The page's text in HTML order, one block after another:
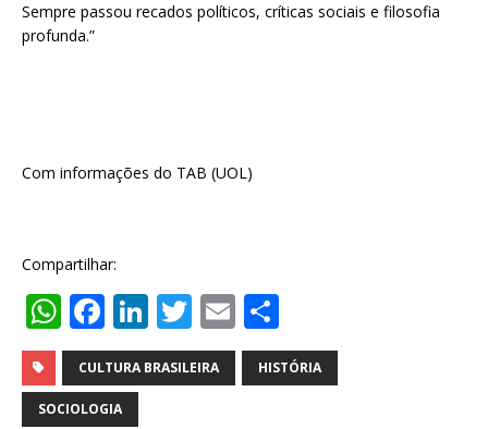
Sempre passou recados políticos, críticas sociais e filosofia
profunda.”
Com informações do TAB (UOL)
Compartilhar:
W
h
at
s
F
a
c
e
Li
n
k
T
w
it
E
m
ai
h
ar
CULTURA BRASILEIRA HISTÓRIA
SOCIOLOGIA